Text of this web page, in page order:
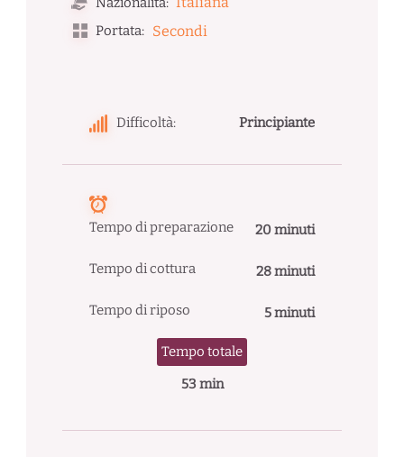
Portata: Secondi
Difficoltà: Principiante
Tempo di preparazione 20 minuti
Tempo di cottura 28 minuti
Tempo di riposo 5 minuti
Tempo totale
53 min